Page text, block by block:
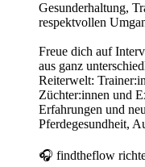
Gesunderhaltung,
respektvollen
Freue dich auf
aus ganz
Reiterwelt:
Züchter:innen und
Erfahrungen und
Pferdegesundheit,
🎧 findtheflow